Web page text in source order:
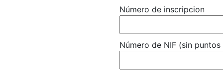
Número de inscripcion
Número de NIF (sin